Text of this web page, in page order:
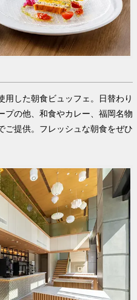
用した朝食ビュッフェ。日替わり
プの他、和食やカレー、福岡名物
ご提供。フレッシュな朝食をぜひ